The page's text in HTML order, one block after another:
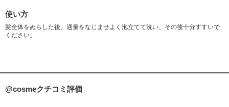
使い方
髪全体をぬらした後、適量をなじませよく泡立てて洗い、その後十分すすいで
ください。
@cosmeクチコミ評価